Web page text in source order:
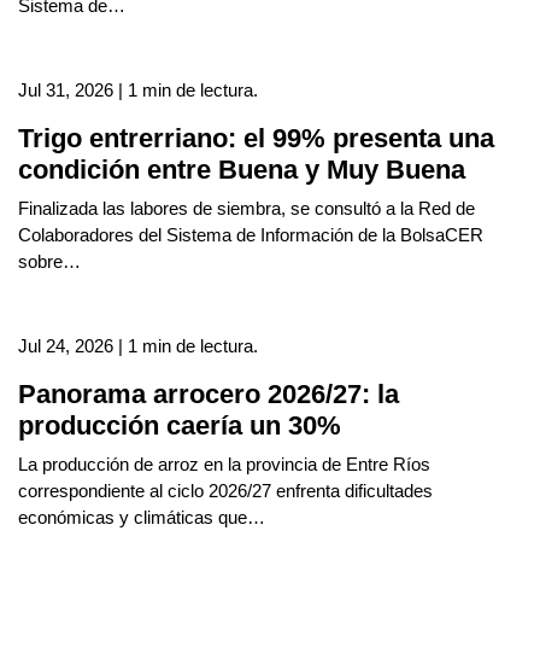
Sistema de…
Jul 31, 2026 | 1 min de lectura.
Trigo entrerriano: el 99% presenta una
condición entre Buena y Muy Buena
Finalizada las labores de siembra, se consultó a la Red de
Colaboradores del Sistema de Información de la BolsaCER
sobre…
Jul 24, 2026 | 1 min de lectura.
Panorama arrocero 2026/27: la
producción caería un 30%
La producción de arroz en la provincia de Entre Ríos
correspondiente al ciclo 2026/27 enfrenta dificultades
económicas y climáticas que…